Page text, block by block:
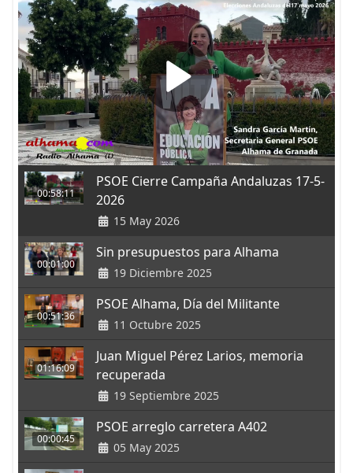
00:58:11
PSOE Cierre Campaña Andaluzas 17-5-
2026
15 May 2026
00:01:00
Sin presupuestos para Alhama
19 Diciembre 2025
00:51:36
PSOE Alhama, Día del Militante
11 Octubre 2025
01:16:09
Juan Miguel Pérez Larios, memoria
recuperada
19 Septiembre 2025
00:00:45
PSOE arreglo carretera A402
05 May 2025